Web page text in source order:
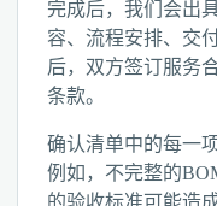
完成后，我们会出
容、流程安排、交
后，双方签订服务
条款。
确认清单中的每一
例如，不完整的
的验收标准可能造